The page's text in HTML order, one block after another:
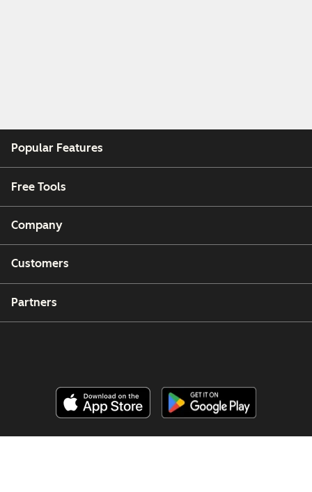
Popular Features
Free Tools
Company
Customers
Partners